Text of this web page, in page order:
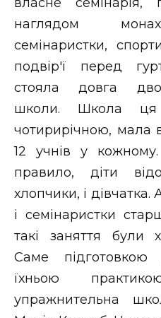
наглядом
семінаристки,
подвір'ї перед
стояла довга
школи. Школа ця
чотирирічною, мала
12 учнів у
правило, діти
хлопчики, і дівчатка.
і семінаристки
такі заняття були
Саме
їхньою
упражнительна